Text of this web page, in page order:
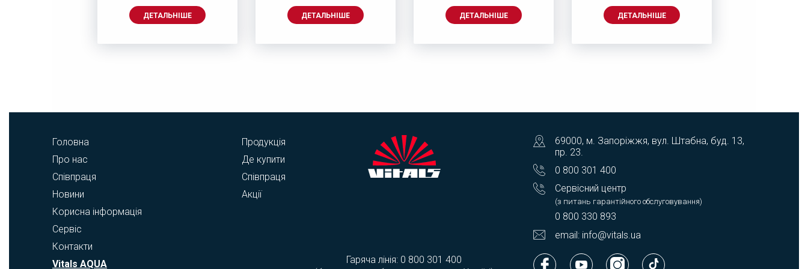
ДЕТАЛЬНІШЕ ДЕТАЛЬНІШЕ ДЕТАЛЬНІШЕ ДЕТАЛЬНІШЕ
Головна
Про нас
Співпраця
Новини
Корисна інформація
Сервіс
Контакти
Vitals AQUA
Продукція
Де купити
Співпраця
Акції
69000, м. Запоріжжя, вул. Штабна, буд. 13,
пр. 23.
0 800 301 400
Сервісний центр
(з питань гарантійного обслуговування)
0 800 330 893
email: info@vitals.ua
Гаряча лінія: 0 800 301 400